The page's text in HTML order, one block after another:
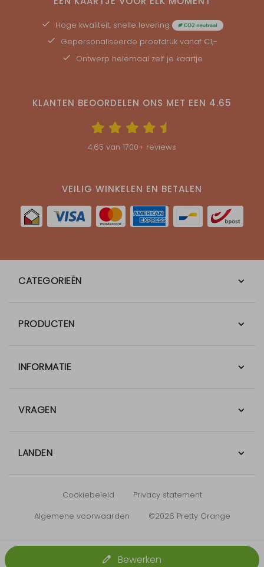
Bewerken
Hoge kwaliteit, snelle levering
Gepersonaliseerde proefdruk vanaf €1,-
Ontwerp helemaal zelf je kaartje
KLANTEN BEOORDELEN ONS MET EEN 4.65
4.65 van 1700+ reviews
VEILIG WINKELEN EN BETALEN
CATEGORIEËN
PRODUCTEN
INFORMATIE
VRAGEN
LANDEN
Cookiebeleid
Privacy statement
Algemene voorwaarden
©2026 Pretty Orange